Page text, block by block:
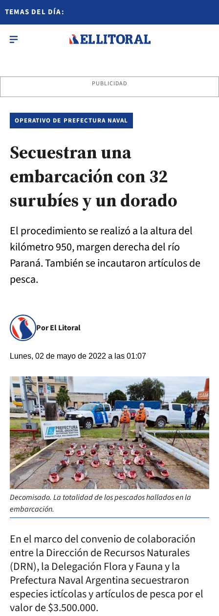
TEMAS DEL DÍA:
PUBLICIDAD
OPERATIVO DE PREFECTURA NAVAL
Secuestran una
embarcación con 32
surubíes y un dorado
El procedimiento se realizó a la altura del
kilómetro 950, margen derecha del río
Paraná. También se incautaron artículos de
pesca.
Por El Litoral
Lunes, 02 de mayo de 2022 a las 01:07
Decomisado. La totalidad de los pescados hallados en la
embarcación.
En el marco del convenio de colaboración
entre la Dirección de Recursos Naturales
(DRN), la Delegación Flora y Fauna y la
Prefectura Naval Argentina secuestraron
especies ictícolas y artículos de pesca por el
valor de $3.500.000.